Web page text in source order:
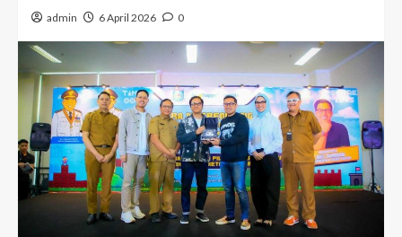
admin 6 April 2026 0